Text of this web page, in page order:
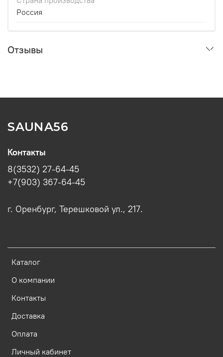
Россия
Отзывы
SAUNA56
Каталог
О компании
Контакты
Доставка
Оплата
Личный кабинет
Контакты
8(3532) 27-64-45
+7(903) 367-64-45
г. Оренбург, Терешковой ул., 217.